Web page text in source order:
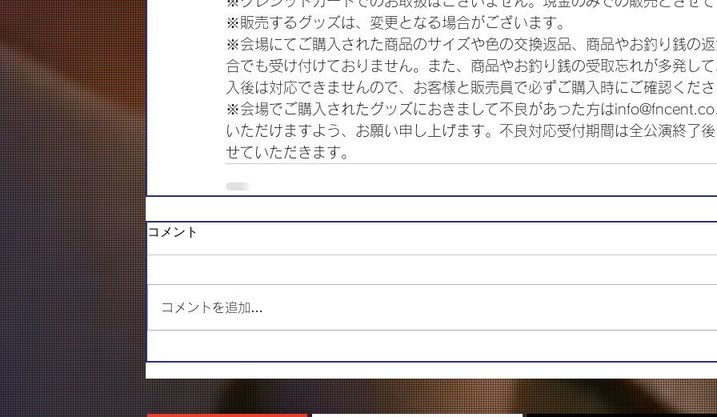
※販売するグッズは、変更となる場合がございます。
※会場にてご購入された商品のサイズや色の交換返品、商品やお釣り銭の
合でも受け付けておりません。また、商品やお釣り銭の受取忘れが多発し
入後は対応できませんので、お客様と販売員で必ずご購入時にご確認くだ
※会場でご購入されたグッズにおきまして不良があった方は
いただけますよう、お願い申し上げます。不良対応受付期間は全公演終了
せていただきます。
コメント
コメントを追加…